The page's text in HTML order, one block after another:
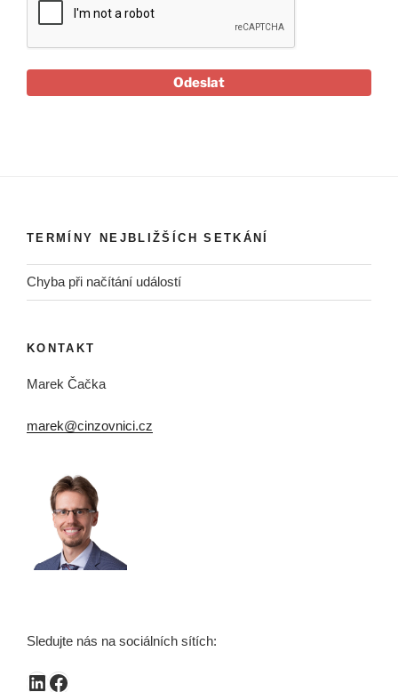
Odeslat
TERMÍNY NEJBLIŽŠÍCH SETKÁNÍ
Chyba při načítání událostí
KONTAKT
Marek Čačka
marek@cinzovnici.cz
Sledujte nás na sociálních sítích:
LinkedIn
Facebook